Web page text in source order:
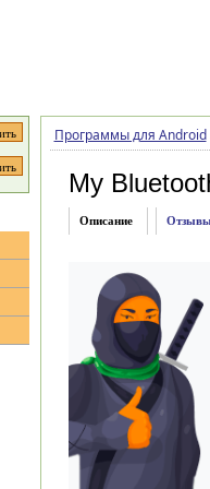
Программы для Android
My
Описание